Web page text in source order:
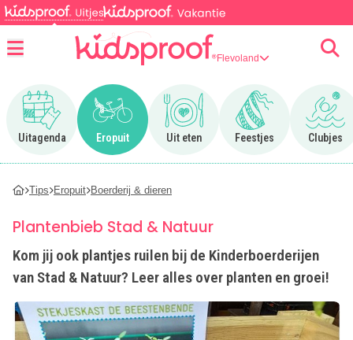
Flevoland
Uitagenda
Ga naar Uitagenda
Eropuit
Ga naar Eropuit
Uit eten
Ga naar Uit eten
Feestjes
Ga naar Feestjes
Clubjes
Ga
Tips Eropuit Boerderij & dieren
Plantenbieb Stad & Natuur
Kom jij ook plantjes ruilen bij de Kinderboerderijen
van Stad & Natuur? Leer alles over planten en groei!